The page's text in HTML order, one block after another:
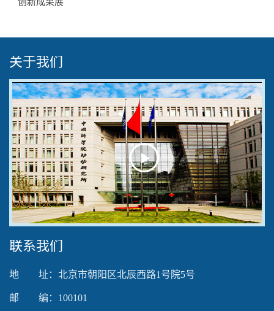
关于我们
Play
Video
联系我们
地 址：北京市朝阳区北辰西路1号院5号
邮 编：100101